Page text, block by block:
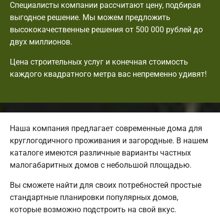
Специалисты компании рассчитают цену, подбирая
выгодное решение. Мы можем предложить
высококачественные решения от 500 000 рублей до
двух миллионов.
Цена строительных услуг и конечная стоимость
каждого квадратного метра вас непременно удивят!
Наша компания предлагает современные дома для
круглогодичного проживания и загородные. В нашем
каталоге имеются различные варианты частных
малогабаритных домов с небольшой площадью.
Вы сможете найти для своих потребностей простые
стандартные планировки популярных домов,
которые возможно подстроить на свой вкус.